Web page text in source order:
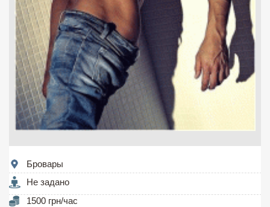
Бровары
Не задано
1500 грн/час